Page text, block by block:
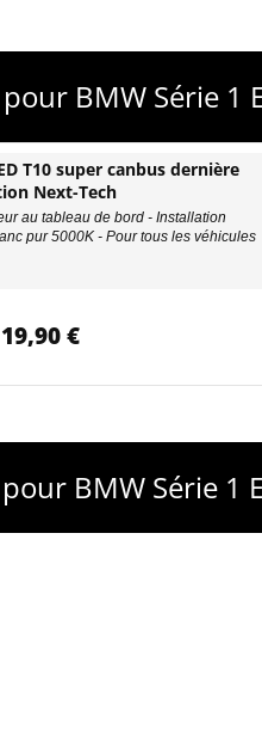
BMW Série 1
T10 super canbus dernière
Next-Tech
au tableau de bord - Installation
pur 5000K - Pour tous les véhicules
19,90 €
BMW Série 1